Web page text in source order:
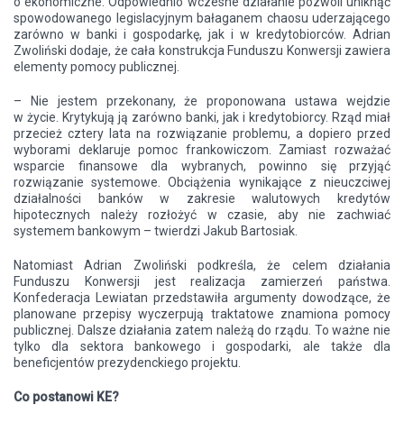
spowodowanego legislacyjnym bałaganem chaosu uderzającego
zarówno w banki i gospodarkę, jak i w kredytobiorców. Adrian
Zwoliński dodaje, że cała konstrukcja Funduszu Konwersji zawiera
elementy pomocy publicznej.
– Nie jestem przekonany, że proponowana ustawa wejdzie
w życie. Krytykują ją zarówno banki, jak i kredytobiorcy. Rząd miał
przecież cztery lata na rozwiązanie problemu, a dopiero przed
wyborami deklaruje pomoc frankowiczom. Zamiast rozważać
wsparcie finansowe dla wybranych, powinno się przyjąć
rozwiązanie systemowe. Obciążenia wynikające z nieuczciwej
działalności banków w zakresie walutowych kredytów
hipotecznych należy rozłożyć w czasie, aby nie zachwiać
systemem bankowym – twierdzi Jakub Bartosiak.
Natomiast Adrian Zwoliński podkreśla, że celem działania
Funduszu Konwersji jest realizacja zamierzeń państwa.
Konfederacja Lewiatan przedstawiła argumenty dowodzące, że
planowane przepisy wyczerpują traktatowe znamiona pomocy
publicznej. Dalsze działania zatem należą do rządu. To ważne nie
tylko dla sektora bankowego i gospodarki, ale także dla
beneficjentów prezydenckiego projektu.
Co postanowi KE?